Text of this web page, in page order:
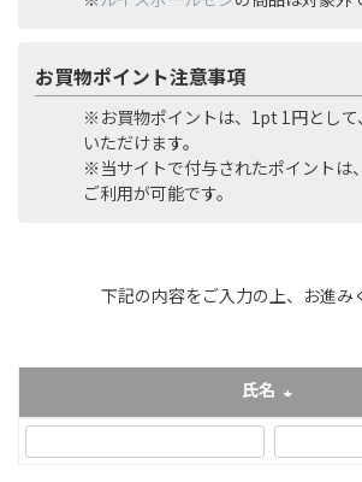
お買物ポイント注意事項
※お買物ポイントは、1pt 1円として
いただけます。
※当サイトで付与されたポイントは
ご利用が可能です。
下記の内容をご入力の上、お進み
氏名
(必須)